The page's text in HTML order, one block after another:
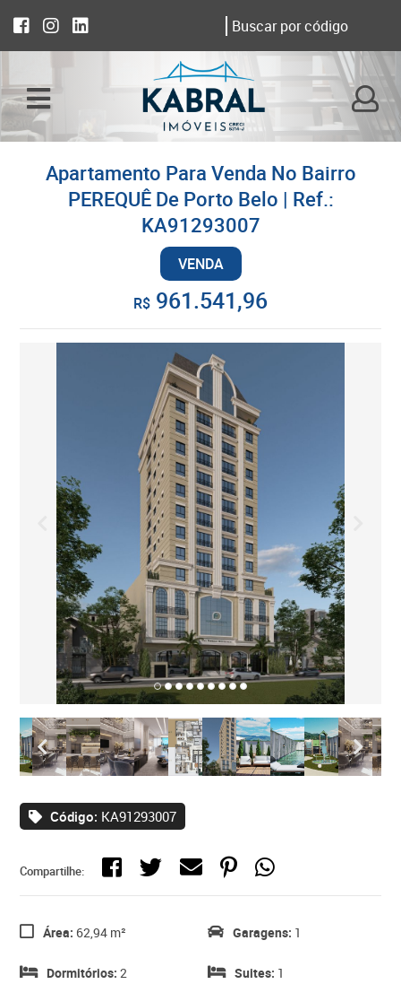
Apartamento Para Venda No Bairro
PEREQUÊ De Porto Belo | Ref.:
KA91293007
VENDA
R$ 961.541,96
Código: KA91293007
Compartilhe:
Área: 62,94 m²
Dormitórios: 2
Garagens: 1
Suites: 1